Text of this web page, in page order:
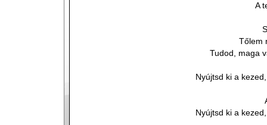
A
Tőlem
Tudod, maga
Nyújtsd ki a
Nyújtsd ki a